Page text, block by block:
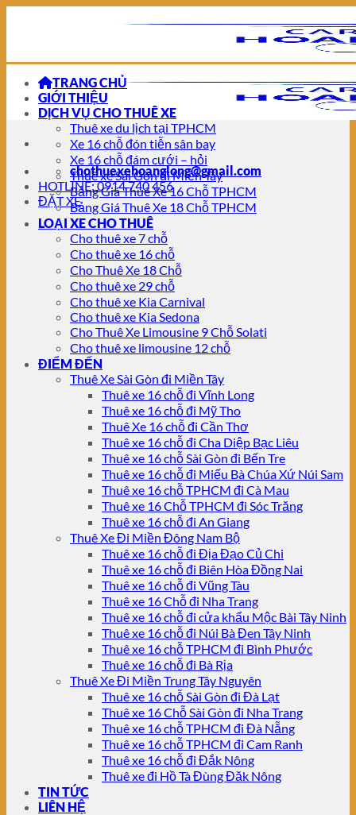
dung
chothuexehoanglong@gmail.com
HOTLINE: 0914 740 456
ĐẶT XE
TRANG CHỦ
GIỚI THIỆU
DỊCH VỤ CHO THUÊ XE
Thuê xe du lịch tại TPHCM
Xe 16 chỗ đón tiễn sân bay
Xe 16 chỗ đám cưới – hỏi
Thuê xe Sài Gòn đi Miền Tây
Bảng Giá Thuê Xe 16 Chỗ TPHCM
Bảng Giá Thuê Xe 18 Chỗ TPHCM
LOẠI XE CHO THUÊ
Cho thuê xe 7 chỗ
Cho thuê xe 16 chỗ
Cho Thuê Xe 18 Chỗ
Cho thuê xe 29 chỗ
Cho thuê xe Kia Carnival
Cho thuê xe Kia Sedona
Cho Thuê Xe Limousine 9 Chỗ Solati
Cho thuê xe limousine 12 chỗ
ĐIỂM ĐẾN
Thuê Xe Sài Gòn đi Miền Tây
Thuê xe 16 chỗ đi Vĩnh Long
Thuê xe 16 chỗ đi Mỹ Tho
Thuê Xe 16 chỗ đi Cần Thơ
Thuê xe 16 chỗ đi Cha Diệp Bạc Liêu
Thuê xe 16 chỗ Sài Gòn đi Bến Tre
Thuê xe 16 chỗ đi Miếu Bà Chúa Xứ Núi Sam
Thuê xe 16 chỗ TPHCM đi Cà Mau
Thuê xe 16 Chỗ TPHCM đi Sóc Trăng
Thuê xe 16 chỗ đi An Giang
Thuê Xe Đi Miền Đông Nam Bộ
Thuê xe 16 chỗ đi Địa Đạo Củ Chi
Thuê xe 16 chỗ đi Biên Hòa Đồng Nai
Thuê xe 16 chỗ đi Vũng Tàu
Thuê xe 16 Chỗ đi Nha Trang
Thuê xe 16 chỗ đi cửa khẩu Mộc Bài Tây Ninh
Thuê xe 16 chỗ đi Núi Bà Đen Tây Ninh
Thuê xe 16 chỗ TPHCM đi Bình Phước
Thuê xe 16 chỗ đi Bà Rịa
Thuê Xe Đi Miền Trung Tây Nguyên
Thuê xe 16 chỗ Sài Gòn đi Đà Lạt
Thuê xe 16 Chỗ Sài Gòn đi Nha Trang
Thuê xe 16 chỗ TPHCM đi Đà Nẵng
Thuê xe 16 chỗ TPHCM đi Cam Ranh
Thuê xe 16 chỗ đi Đắk Nông
Thuê xe đi Hồ Tà Đùng Đăk Nông
TIN TỨC
LIÊN HỆ